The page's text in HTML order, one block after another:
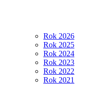
Rok 2026
Rok 2025
Rok 2024
Rok 2023
Rok 2022
Rok 2021